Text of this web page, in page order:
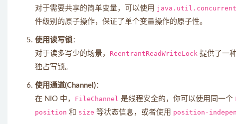
对于需要共享的简单变量，可以使用
件级别的原子操作，保证了单个变量操作的原子性。
使用读写锁 ：
对于读多写少的场景， ReentrantReadWriteLock 提供了一
独占写锁。
使用通道(Channel)：
在 NIO 中， FileChannel 是线程安全的，你可以使用同一个
position 和 size 等状态信息，或者使用 position-